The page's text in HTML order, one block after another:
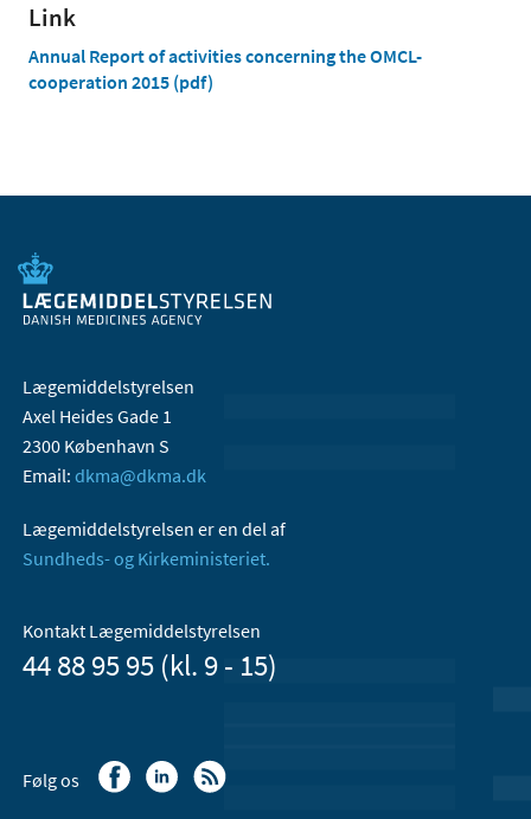
Link
Annual Report of activities concerning the OMCL-
cooperation 2015 (pdf)
Lægemiddelstyrelsen
Axel Heides Gade 1
2300 København S
Email: dkma@dkma.dk
Lægemiddelstyrelsen er en del af
Sundheds- og Kirkeministeriet.
Kontakt Lægemiddelstyrelsen
44 88 95 95 (kl. 9 - 15)
Følg os